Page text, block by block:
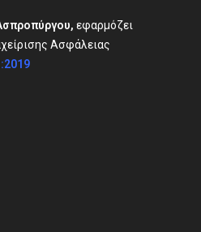
εφαρμόζει
Ασφάλειας